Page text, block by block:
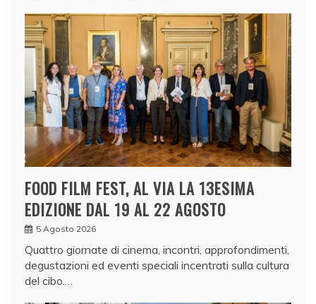
FOOD FILM FEST, AL VIA LA 13ESIMA
EDIZIONE DAL 19 AL 22 AGOSTO
5 Agosto 2026
Quattro giornate di cinema, incontri, approfondimenti,
degustazioni ed eventi speciali incentrati sulla cultura
del cibo.…